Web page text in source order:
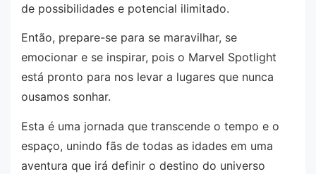
de possibilidades e potencial ilimitado.
Então, prepare-se para se maravilhar, se
emocionar e se inspirar, pois o Marvel Spotlight
está pronto para nos levar a lugares que nunca
ousamos sonhar.
Esta é uma jornada que transcende o tempo e o
espaço, unindo fãs de todas as idades em uma
aventura que irá definir o destino do universo